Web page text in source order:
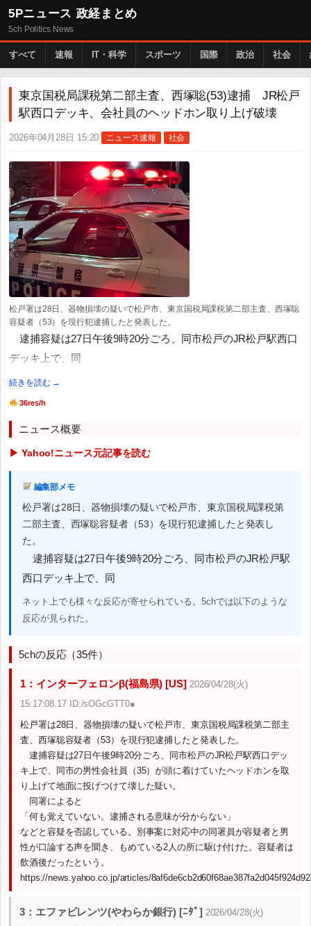
5Pニュース 政経まとめ
5ch Politics News
すべて 速報 IT・科学 スポーツ 国際 政治 社会
東京国税局課税第二部主査、西塚聡(53)逮捕 JR松戸
駅西口デッキ、会社員のヘッドホン取り上げ破壊
2026年04月28日 15:20 ニュース速報 社会
松戸署は28日、器物損壊の疑いで松戸市、東京国税局課税第二部主査、西塚聡
容疑者（53）を現行犯逮捕したと発表した。
逮捕容疑は27日午後9時20分ごろ、同市松戸のJR松戸駅西口
デッキ上で、同
続きを読む →
36res/h
ニュース概要
▶ Yahoo!ニュース元記事を読む
編集部メモ
松戸署は28日、器物損壊の疑いで松戸市、東京国税局課税第
二部主査、西塚聡容疑者（53）を現行犯逮捕したと発表し
た。
逮捕容疑は27日午後9時20分ごろ、同市松戸のJR松戸駅
西口デッキ上で、同
ネット上でも様々な反応が寄せられている。5chでは以下のような
反応が見られた。
5chの反応（35件）
1：インターフェロンβ(福島県) [US] 2026/04/28(火)
15:17:08.17 ID:/sOGcGTT0●
松戸署は28日、器物損壊の疑いで松戸市、東京国税局課税第二部主
査、西塚聡容疑者（53）を現行犯逮捕したと発表した。
逮捕容疑は27日午後9時20分ごろ、同市松戸のJR松戸駅西口デッ
キ上で、同市の男性会社員（35）が頭に着けていたヘッドホンを取
り上げて地面に投げつけて壊した疑い。
同署によると
「何も覚えていない。逮捕される意味が分からない」
などと容疑を否認している。別事案に対応中の同署員が容疑者と男
性が口論する声を聞き、もめている2人の所に駆け付けた。容疑者は
飲酒後だったという。
https://news.yahoo.co.jp/articles/
3：エファビレンツ(やわらか銀行) [ﾆﾀﾞ] 2026/04/28(火)